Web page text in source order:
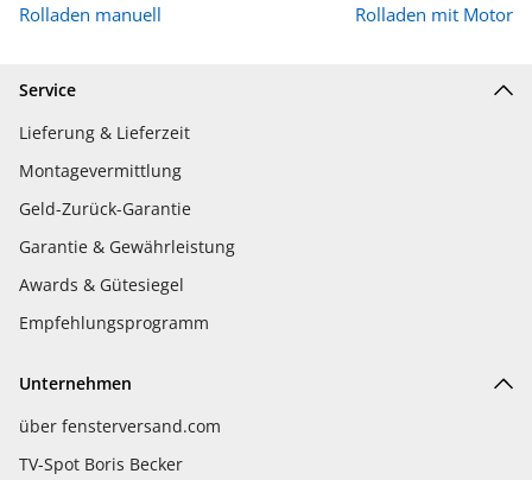
Rolladen manuell Rolladen mit Motor
Service
Lieferung & Lieferzeit
Montagevermittlung
Geld-Zurück-Garantie
Garantie & Gewährleistung
Awards & Gütesiegel
Empfehlungsprogramm
Unternehmen
über fensterversand.com
TV-Spot Boris Becker